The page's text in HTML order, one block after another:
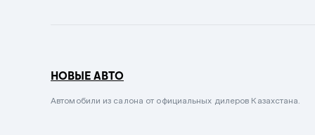
Сиреневый металлик
НОВЫЕ АВТО
Автомобили из салона от официальных дилеров Казахстана.